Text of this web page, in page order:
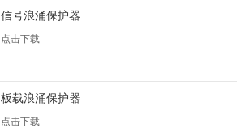
信号浪涌保护器
点击下载
板载浪涌保护器
点击下载